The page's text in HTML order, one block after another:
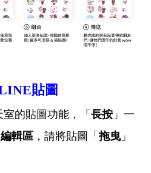
貼圖
的貼圖功能，「 長按 」一
編輯區 ，請將貼圖「拖曳 」